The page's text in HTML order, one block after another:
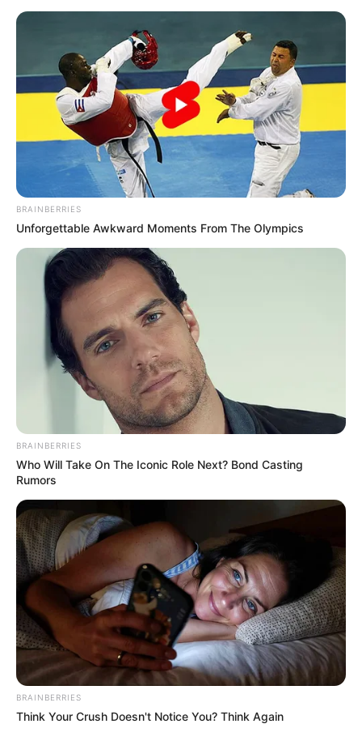
BRAINBERRIES
Unforgettable Awkward Moments From The Olympics
BRAINBERRIES
Who Will Take On The Iconic Role Next? Bond Casting
Rumors
BRAINBERRIES
Think Your Crush Doesn't Notice You? Think Again